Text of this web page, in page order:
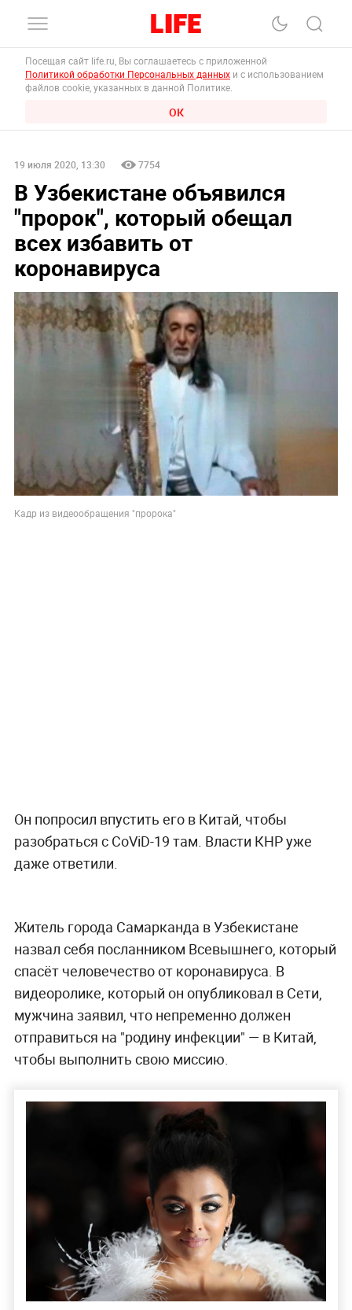
Посещая сайт life.ru, Вы соглашаетесь с приложенной
Политикой обработки Персональных данных и с использованием
файлов cookie, указанных в данной Политике.
ОК
19 июля 2020, 13:30 7754
В Узбекистане объявился
"пророк", который обещал
всех избавить от
коронавируса
Кадр из видеообращения "пророка"
Он попросил впустить его в Китай, чтобы
разобраться с CoViD-19 там. Власти КНР уже
даже ответили.
Житель города Самарканда в Узбекистане
назвал себя посланником Всевышнего, который
спасёт человечество от коронавируса. В
видеоролике, который он опубликовал в Сети,
мужчина заявил, что непременно должен
отправиться на "родину инфекции" — в Китай,
чтобы выполнить свою миссию.